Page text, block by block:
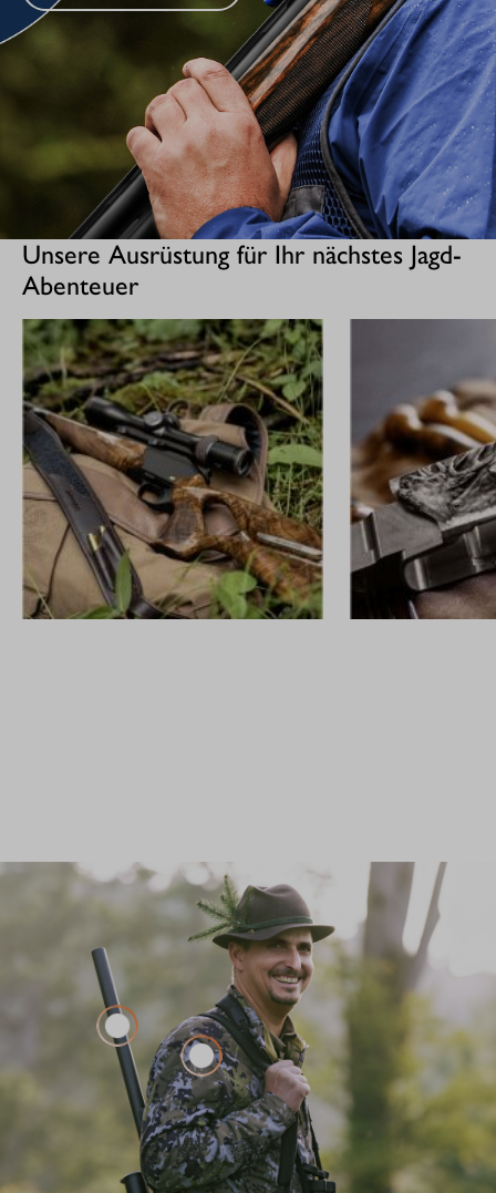
Unsere Ausrüstung für Ihr nächstes Jagd-
Abenteuer